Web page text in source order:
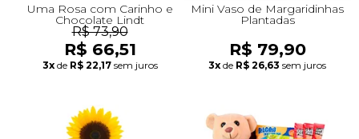
Uma Rosa com Carinho e
Chocolate Lindt
R$ 73,90
R$ 66,51
3x de R$ 22,17 sem juros
Mini Vaso de Margaridinhas
Plantadas
R$ 79,90
3x de R$ 26,63 sem juros